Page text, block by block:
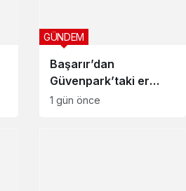
Başarır’dan
Güvenpark’taki er
gazileri ve şehit
GÜNDEM
1 gün önce